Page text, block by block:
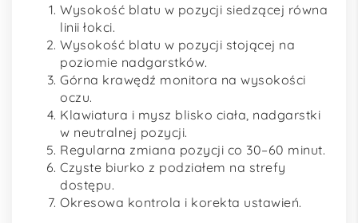
Wysokość blatu w pozycji siedzącej równa
linii łokci.
Wysokość blatu w pozycji stojącej na
poziomie nadgarstków.
Górna krawędź monitora na wysokości
oczu.
Klawiatura i mysz blisko ciała, nadgarstki
w neutralnej pozycji.
Regularna zmiana pozycji co 30–60 minut.
Czyste biurko z podziałem na strefy
dostępu.
Okresowa kontrola i korekta ustawień.